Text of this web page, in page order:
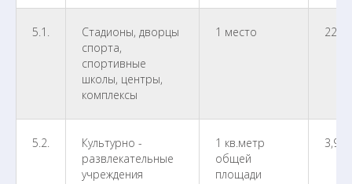
5.1.
Стадионы, дворцы
спорта,
спортивные
школы, центры,
комплексы
1 место
5.2.
Культурно -
развлекательные
учреждения
1 кв.метр
общей
площади
3,960